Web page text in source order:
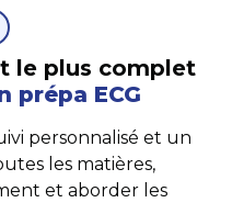
le plus complet
prépa ECG
personnalisé et un
les matières,
et aborder les